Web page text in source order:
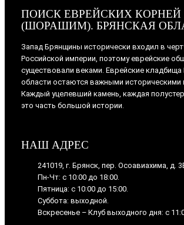
ПОИСК ЕВРЕЙСКИХ КОРНЕЙ
(ШОРАШИМ). БРЯНСКАЯ
Запад Брянщины исторически входил в
Российской империи, поэтому еврейские
существовали веками. Еврейские кладбища
области остаются важными историческими
Каждый уцелевший камень, каждая
это часть большой истории.
НАШ АДРЕС
241019, г. Брянск, пер. Осоавиахима, д.
Пн-Чт: с 10:00 до 18:00.
Пятница: с 10:00 до 15:00.
Суббота: выходной.
Вскресенье – Клуб выходного дня: с